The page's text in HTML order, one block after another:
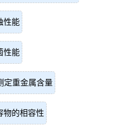
性能
性能
定重金属含量
物的相容性